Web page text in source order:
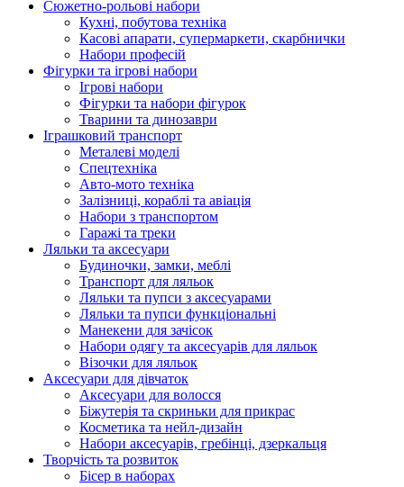
Сюжетно-рольові набори
Кухні, побутова техніка
Касові апарати, супермаркети, скарбнички
Набори професій
Фігурки та ігрові набори
Ігрові набори
Фігурки та набори фігурок
Тварини та динозаври
Іграшковий транспорт
Металеві моделі
Спецтехніка
Авто-мото техніка
Залізниці, кораблі та авіація
Набори з транспортом
Гаражі та треки
Ляльки та аксесуари
Будиночки, замки, меблі
Транспорт для ляльок
Ляльки та пупси з аксесуарами
Ляльки та пупси функціональні
Манекени для зачісок
Набори одягу та аксесуарів для ляльок
Візочки для ляльок
Аксесуари для дівчаток
Аксесуари для волосся
Біжутерія та скриньки для прикрас
Косметика та нейл-дизайн
Набори аксесуарів, гребінці, дзеркальця
Творчість та розвиток
Бісер в наборах